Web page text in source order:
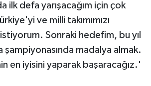
ilk defa yarışacağım için çok
ve milli takımımızı
Sonraki hedefim, bu yıl
şampiyonasında madalya almak.
en iyisini yaparak başaracağız.'